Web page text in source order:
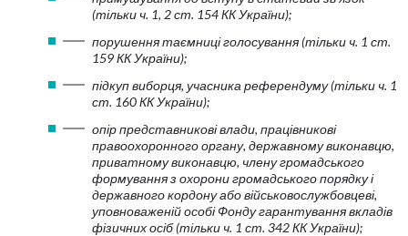
(тільки ч. 1, 2 ст. 154 КК України);
порушення таємниці голосування (тільки ч. 1 ст.
159 КК України);
підкуп виборця, учасника референдуму (тільки ч. 1
ст. 160 КК України);
опір представникові влади, працівникові
правоохоронного органу, державному виконавцю,
приватному виконавцю, члену громадського
формування з охорони громадського порядку і
державного кордону або військовослужбовцеві,
уповноваженій особі Фонду гарантування вкладів
фізичних осіб (тільки ч. 1 ст. 342 КК України);